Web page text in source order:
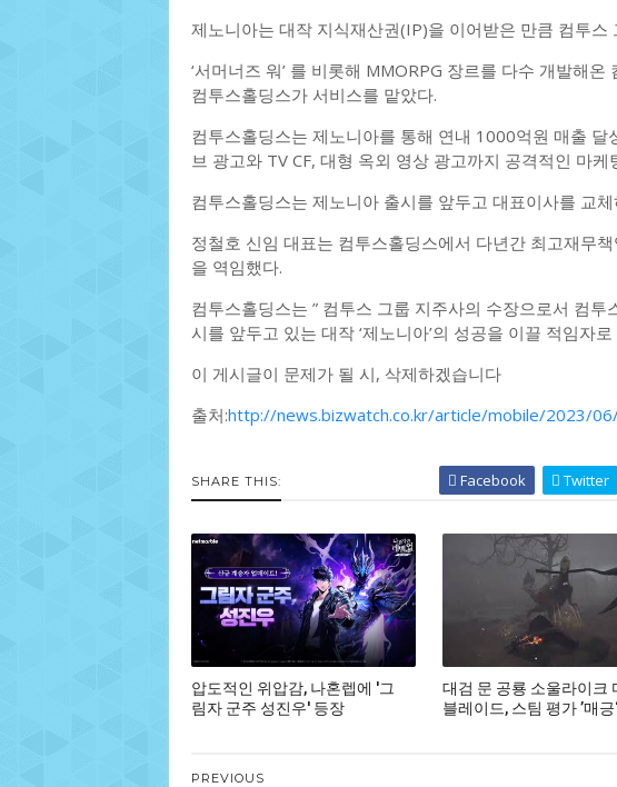
제노니아는 대작 지식재산권(IP)을 이어받은 만큼 컴투스
‘서머너즈 워’ 를 비롯해 MMORPG 장르를 다수 개발해
컴투스홀딩스가 서비스를 맡았다.
컴투스홀딩스는 제노니아를 통해 연내 1000억원 매출
브 광고와 TV CF, 대형 옥외 영상 광고까지 공격적인 마케
컴투스홀딩스는 제노니아 출시를 앞두고 대표이사를 교
정철호 신임 대표는 컴투스홀딩스에서 다년간 최고재무
을 역임했다.
컴투스홀딩스는 ” 컴투스 그룹 지주사의 수장으로서 컴
시를 앞두고 있는 대작 ‘제노니아’의 성공을 이끌 적임자
이 게시글이 문제가 될 시, 삭제하겠습니다
출처:http://news.bizwatch.co.kr/article/mobile/2023/
SHARE THIS: Facebook Twitter
압도적인 위압감, 나혼렙에 '그
림자 군주 성진우' 등장
대검 문 공룡 소울라이크
블레이드, 스팀 평가 ’매긍‘
PREVIOUS